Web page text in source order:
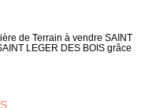
de Terrain à vendre SAINT
LEGER DES BOIS grâce